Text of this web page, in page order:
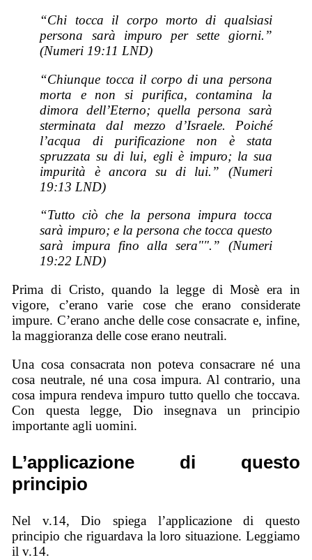
“Chi tocca il corpo morto di qualsiasi
persona sarà impuro per sette giorni.”
(Numeri 19:11 LND)
“Chiunque tocca il corpo di una persona
morta e non si purifica, contamina la
dimora dell’Eterno; quella persona sarà
sterminata dal mezzo d’Israele. Poiché
l’acqua di purificazione non è stata
spruzzata su di lui, egli è impuro; la sua
impurità è ancora su di lui.” (Numeri
19:13 LND)
“Tutto ciò che la persona impura tocca
sarà impuro; e la persona che tocca questo
sarà impura fino alla sera"".” (Numeri
19:22 LND)
Prima di Cristo, quando la legge di Mosè era in
vigore, c’erano varie cose che erano considerate
impure. C’erano anche delle cose consacrate e, infine,
la maggioranza delle cose erano neutrali.
Una cosa consacrata non poteva consacrare né una
cosa neutrale, né una cosa impura. Al contrario, una
cosa impura rendeva impuro tutto quello che toccava.
Con questa legge, Dio insegnava un principio
importante agli uomini.
L’applicazione di questo
principio
Nel v.14, Dio spiega l’applicazione di questo
principio che riguardava la loro situazione. Leggiamo
il v.14.